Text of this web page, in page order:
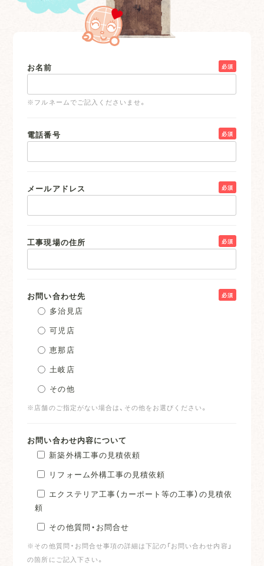
お名前 必須
※フルネームでご記入くださいませ。
電話番号 必須
メールアドレス 必須
工事現場の住所 必須
お問い合わせ先 必須
多治見店
可児店
恵那店
土岐店
その他
※店舗のご指定がない場合は、その他をお選びください。
お問い合わせ内容について
新築外構工事の見積依頼
リフォーム外構工事の見積依頼
エクステリア工事（カーポート等の工事）の見積依
頼
その他質問・お問合せ
※その他質問・お問合せ事項の詳細は下記の「お問い合わせ内容」
の箇所にご記入下さい。